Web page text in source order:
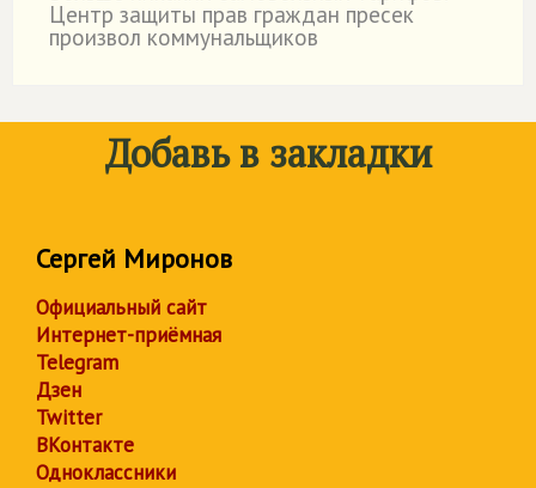
Центр защиты прав граждан пресек
произвол коммунальщиков
Добавь в закладки
Сергей Миронов
Официальный сайт
Интернет-приёмная
Telegram
Дзен
Twitter
ВКонтакте
Одноклассники